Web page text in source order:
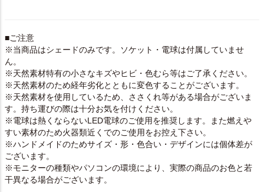
■ご注意
※当商品はシェードのみです。ソケット・電球は付属していませ
ん。
※天然素材特有の小さなキズやヒビ・色むら等はご了承ください。
※天然素材のため経年劣化とともに変色することがございます。
※天然素材を使用しているため、ささくれ等がある場合がございま
す。持ち運びの際は十分お気を付けください。
※電球は熱くならないLED電球のご使用を推奨します。また燃えや
すい素材のため火器類近くでのご使用をお控え下さい。
※ハンドメイドのためサイズ・形・色合い・デザインには個体差が
ございます。
※モニターの種類やパソコンの環境により、実際の商品のお色と若
干異なる場合がございます。